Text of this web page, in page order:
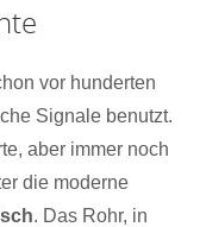
vor hunderten
Signale benutzt.
aber immer noch
die moderne
. Das Rohr, in